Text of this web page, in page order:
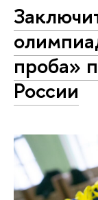
проба»
России